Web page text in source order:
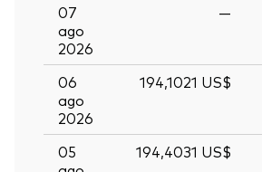
07
ago
2026
—
06
ago
2026
194,1021 US$
05
194,4031 US$